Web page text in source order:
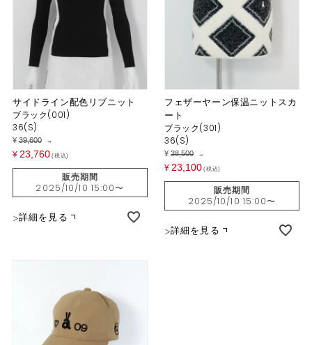
サイドライン配色リブニット
36(S)
ブラック(001)
¥ 39,600 →
¥ 23,760 税込
販売期間
2025/10/10 15:00〜
詳細を見る
フェザーヤーン保温ニットスカ
ート
36(S)
ブラック(301)
¥ 38,500 →
¥ 23,100 税込
販売期間
2025/10/10 15:00〜
詳細を見る